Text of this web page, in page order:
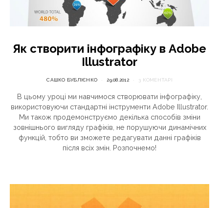
Як створити інфографіку в Adobe
Illustrator
САШКО БУБЛІЄНКО 29.08.2012 3 КОМЕНТАРІ
В цьому уроці ми навчимося створювати інфографіку,
використовуючи стандартні інструменти Adobe Illustrator.
Ми також продемонструємо декілька способів зміни
зовнішнього вигляду графіків, не порушуючи динамічних
функцій, тобто ви зможете редагувати данні графіків
після всіх змін. Розпочнемо!